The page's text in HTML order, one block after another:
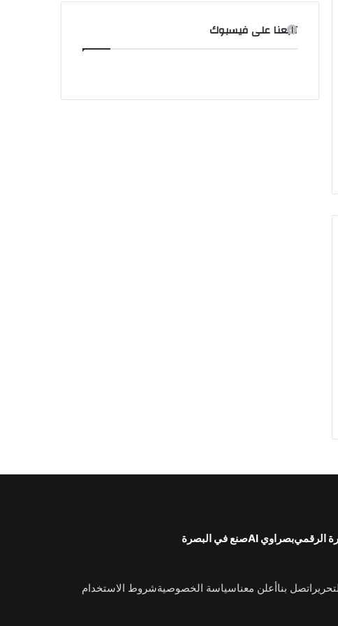
تابعنا على فيسبوك
الرقميبصراوي AI صنع في البصرة
اتصل بناأعلن معناسياسة الخصوصيةشروط الاستخدام